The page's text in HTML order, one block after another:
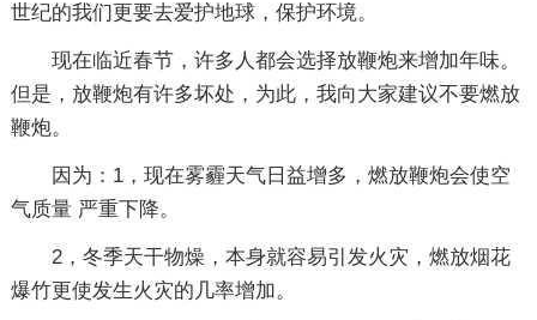
世纪的我们更要去爱护地球，保护环境。
现在临近春节，许多人都会选择放鞭炮来增加年味。
但是，放鞭炮有许多坏处，为此，我向大家建议不要燃放
鞭炮。
因为：1，现在雾霾天气日益增多，燃放鞭炮会使空
气质量 严重下降。
2，冬季天干物燥，本身就容易引发火灾，燃放烟花
爆竹更使发生火灾的几率增加。